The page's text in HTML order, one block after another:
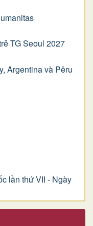
TG Seoul 2027
Argentina và Pêru
lần thứ VII - Ngày